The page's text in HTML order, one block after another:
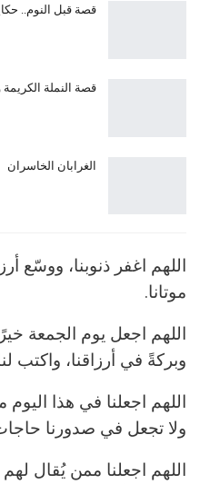
قصة قبل النوم..
قصة النملة الكريمة
الغرابان الخاسران
اللهم اغفر ذنوبنا، ووسّع
موتانا.
اللهم اجعل يوم الجمعة خيرًا
وبركةً في أرزاقنا، واكتب
اللهم اجعلنا في هذا
ولا تجعل في صدورنا
اللهم اجعلنا ممن يُقال لهم